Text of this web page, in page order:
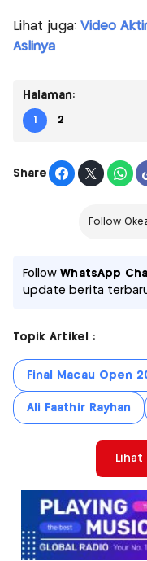
Lihat juga: Video
Aslinya
Halaman:
1 2
Share
Follow
FollowWhatsApp
update berita
Topik Artikel :
Final Macau Open
Ali Faathir Rayhan